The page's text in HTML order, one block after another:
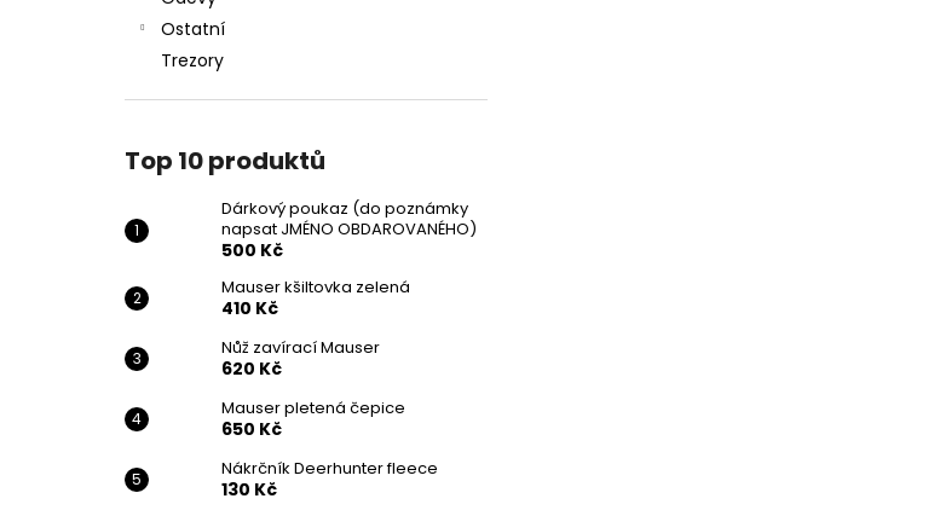
Ostatní
Trezory
Top 10 produktů
Dárkový poukaz (do poznámky
napsat JMÉNO OBDAROVANÉHO)
500 Kč
Mauser kšiltovka zelená
410 Kč
Nůž zavírací Mauser
620 Kč
Mauser pletená čepice
650 Kč
Nákrčník Deerhunter fleece
130 Kč